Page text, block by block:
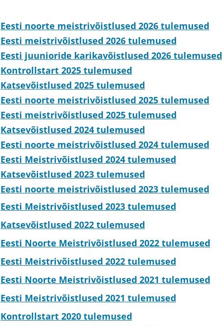
Eesti noorte meistrivõistlused 2026 tulemused
Eesti meistrivõistlused 2026 tulemused
Eesti juunioride karikavõistlused 2026 tulemused
Kontrollstart 2025 tulemused
Katsevõistlused 2025 tulemused
Eesti noorte meistrivõistlused 2025 tulemused
Eesti meistrivõistlused 2025 tulemused
Katsevõistlused 2024 tulemused
Eesti noorte meistrivõistlused 2024 tulemused
Eesti Meistrivõistlused 2024 tulemused
Katsevõistlused 2023 tulemused
Eesti noorte meistrivõistlused 2023 tulemused
Eesti Meistrivõistlused 2023 tulemused
Katsevõistlused 2022 tulemused
Eesti Noorte Meistrivõistlused 2022 tulemused
Eesti Meistrivõistlused 2022 tulemused
Eesti Noorte Meistrivõistlused 2021 tulemused
Eesti Meistrivõistlused 2021 tulemused
Kontrollstart 2020 tulemused